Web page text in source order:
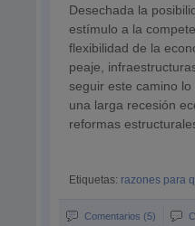
Desechada la
estímulo a la
flexibilidad de la
peaje,
seguir este camino
una larga recesión
reformas
Etiquetas: razones para
Comentarios (5)